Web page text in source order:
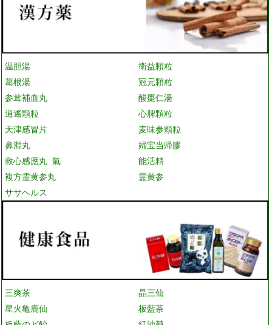
温胆湯
衛益顆粒
葛根湯
冠元顆粒
参茸補血丸
酸棗仁湯
逍遙顆粒
心脾顆粒
天津感冒片
麦味参顆粒
鼻淵丸
婦宝当帰膠
救心感應丸 氣
能活精
複方霊黄参丸
霊黄参
ササヘルス
三爽茶
晶三仙
星火亀鹿仙
板藍茶